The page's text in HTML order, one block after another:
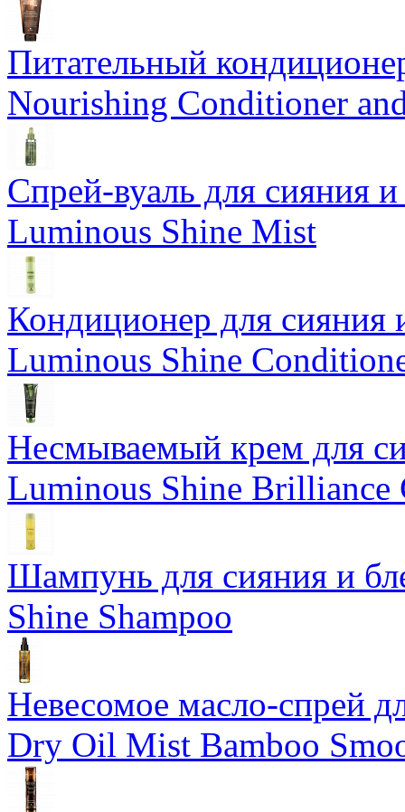
Питательный
Nourishing Conditioner
Спрей-вуаль для сияния
Luminous Shine Mist
Кондиционер для сияния
Luminous Shine
Несмываемый крем для
Luminous Shine Brilliance
Шампунь для сияния и
Shine Shampoo
Невесомое масло-спрей
Dry Oil Mist Bamboo